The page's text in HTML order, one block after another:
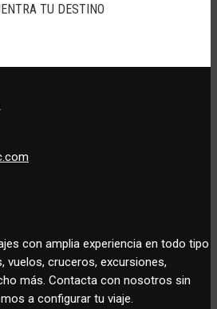
TU DESTINO
con amplia experiencia en todo tipo
vuelos, cruceros, excursiones,
más. Contacta con nosotros sin
a configurar tu viaje.